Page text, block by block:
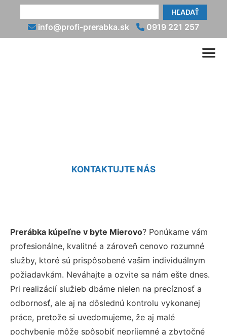
HĽADAŤ
info@profi-prerabka.sk 0919 221 257
KONTAKTUJTE NÁS
Prerábka kúpeľne v byte Mierovo? Ponúkame vám
profesionálne, kvalitné a zároveň cenovo rozumné
služby, ktoré sú prispôsobené vašim individuálnym
požiadavkám. Neváhajte a ozvite sa nám ešte dnes.
Pri realizácií služieb dbáme nielen na precíznosť a
odbornosť, ale aj na dôslednú kontrolu vykonanej
práce, pretože si uvedomujeme, že aj malé
pochybenie môže spôsobiť nepríjemné a zbytočné